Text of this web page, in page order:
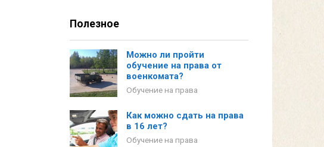
Полезное
Можно ли пройти
обучение на права от
военкомата?
Обучение на права
Как можно сдать на права
в 16 лет?
Обучение на права